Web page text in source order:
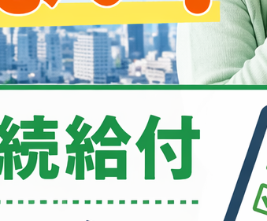
給与所得
年末調
配偶
保険
追徴